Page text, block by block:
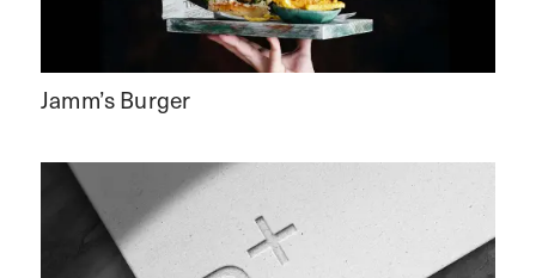
Jamm’s Burger